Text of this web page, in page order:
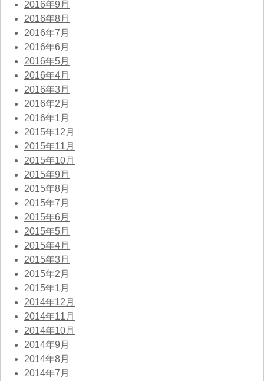
2016年9月
2016年8月
2016年7月
2016年6月
2016年5月
2016年4月
2016年3月
2016年2月
2016年1月
2015年12月
2015年11月
2015年10月
2015年9月
2015年8月
2015年7月
2015年6月
2015年5月
2015年4月
2015年3月
2015年2月
2015年1月
2014年12月
2014年11月
2014年10月
2014年9月
2014年8月
2014年7月